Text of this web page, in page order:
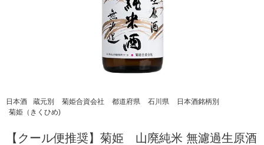
日本酒 蔵元別 菊姫合資会社 都道府県 石川県
日本酒銘柄別
菊姫（きくひめ)
【クール便推奨】菊姫 山廃純米 無濾過生原酒